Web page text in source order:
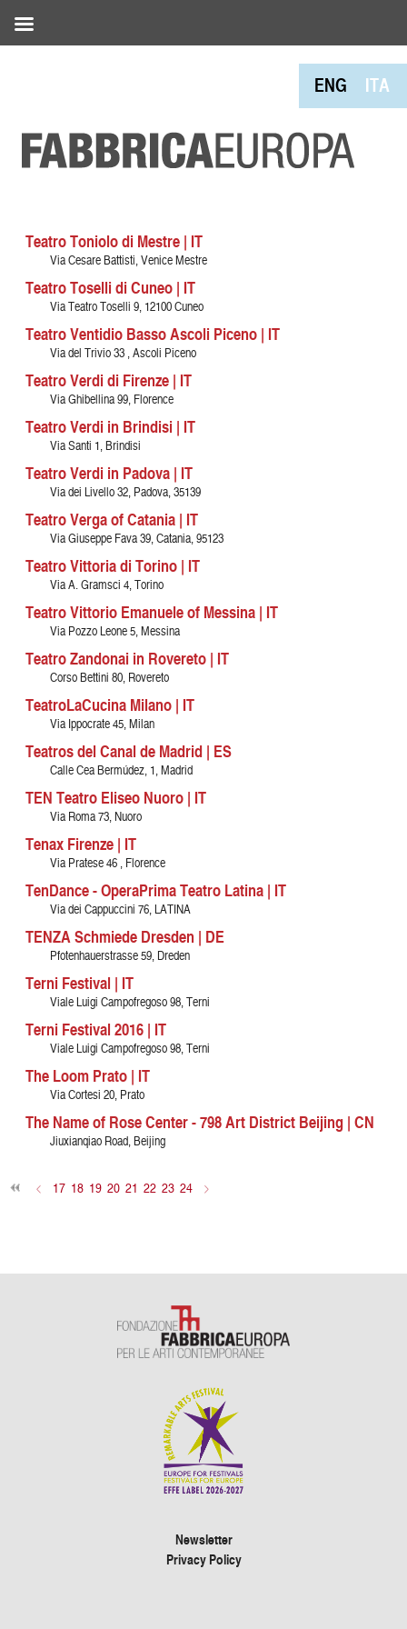
ENG ITA
Teatro Toniolo di Mestre | IT
Via Cesare Battisti, Venice Mestre
Teatro Toselli di Cuneo | IT
Via Teatro Toselli 9, 12100 Cuneo
Teatro Ventidio Basso Ascoli Piceno | IT
Via del Trivio 33 , Ascoli Piceno
Teatro Verdi di Firenze | IT
Via Ghibellina 99, Florence
Teatro Verdi in Brindisi | IT
Via Santi 1, Brindisi
Teatro Verdi in Padova | IT
Via dei Livello 32, Padova, 35139
Teatro Verga of Catania | IT
Via Giuseppe Fava 39, Catania, 95123
Teatro Vittoria di Torino | IT
Via A. Gramsci 4, Torino
Teatro Vittorio Emanuele of Messina | IT
Via Pozzo Leone 5, Messina
Teatro Zandonai in Rovereto | IT
Corso Bettini 80, Rovereto
TeatroLaCucina Milano | IT
Via Ippocrate 45, Milan
Teatros del Canal de Madrid | ES
Calle Cea Bermúdez, 1, Madrid
TEN Teatro Eliseo Nuoro | IT
Via Roma 73, Nuoro
Tenax Firenze | IT
Via Pratese 46 , Florence
TenDance - OperaPrima Teatro Latina | IT
Via dei Cappuccini 76, LATINA
TENZA Schmiede Dresden | DE
Pfotenhauerstrasse 59, Dreden
Terni Festival | IT
Viale Luigi Campofregoso 98, Terni
Terni Festival 2016 | IT
Viale Luigi Campofregoso 98, Terni
The Loom Prato | IT
Via Cortesi 20, Prato
The Name of Rose Center - 798 Art District Beijing | CN
Jiuxianqiao Road, Beijing
< 17 18 19 20 21 22 23 24 >
Newsletter
Privacy Policy